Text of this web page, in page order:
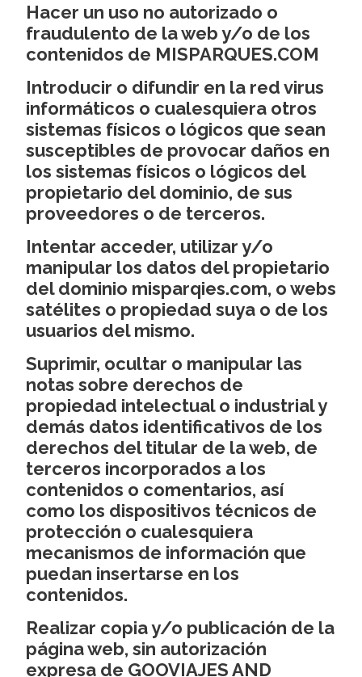
Hacer un uso no autorizado o
fraudulento de la web y/o de los
contenidos de MISPARQUES.COM
Introducir o difundir en la red virus
informáticos o cualesquiera otros
sistemas físicos o lógicos que sean
susceptibles de provocar daños en
los sistemas físicos o lógicos del
propietario del dominio, de sus
proveedores o de terceros.
Intentar acceder, utilizar y/o
manipular los datos del propietario
del dominio misparqies.com, o webs
satélites o propiedad suya o de los
usuarios del mismo.
Suprimir, ocultar o manipular las
notas sobre derechos de
propiedad intelectual o industrial y
demás datos identificativos de los
derechos del titular de la web, de
terceros incorporados a los
contenidos o comentarios, así
como los dispositivos técnicos de
protección o cualesquiera
mecanismos de información que
puedan insertarse en los
contenidos.
Realizar copia y/o publicación de la
página web, sin autorización
expresa de GOOVIAJES AND